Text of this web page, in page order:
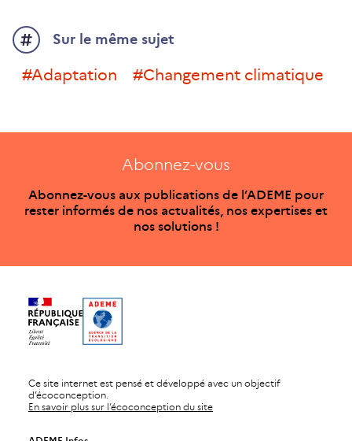
Sur le même sujet
#adaptation #changement climatique
Abonnez-vous
Abonnez-vous aux publications de l’ADEME pour
rester informés de nos actualités, nos expertises et
nos solutions !
Ce site internet est pensé et développé avec un objectif
d’écoconception.
En savoir plus sur l’écoconception du site